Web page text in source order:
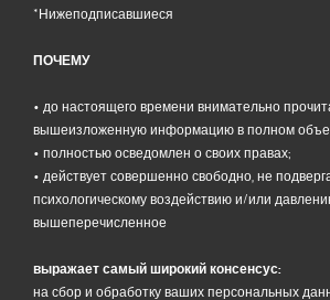
законного представителя, с юридическим
IVA 01978870366.
Какавелла, адрес электронной почты:
2. ОБРАБАТЫВАЕМЫЕ ПЕРСОНАЛЬНЫЕ
ОБРАБОТКИ И ПРАВОВАЯ ОСНОВА
Контролер обрабатывает ваши персональные
идентификационные и контактные данные
провинция, штат, адрес электронной почты,
непосредственно предоставленные вами при
*Нижеподписавшиеся
ПОЧЕМУ
• до настоящего времени внимательно
вышеизложенную информацию в полном
• полностью осведомлен о своих правах;
• действует совершенно свободно, не
психологическому воздействию и/или
вышеперечисленное
выражает самый широкий консенсус:
на сбор и обработку ваших персональных